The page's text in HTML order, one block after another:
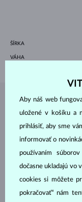
ŠÍRKA
VÁHA
ŠPERKY
Aby náš web
uložené v košíku a
prihlásiť, aby sme
informovať o
používaním
dočasne ukladajú vo
cookies si môžete
pokračovať“ nám